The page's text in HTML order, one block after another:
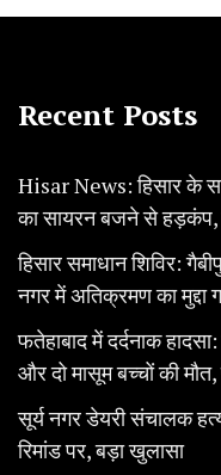
Recent Posts
Hisar News: हिसार के
का सायरन बजने से हड़कंप,
हिसार समाधान शिविर:
नगर में अतिक्रमण का मुद्दा
फतेहाबाद में दर्दनाक
और दो मासूम बच्चों की
सूर्य नगर डेयरी संचालक
रिमांड पर, बड़ा खुलासा